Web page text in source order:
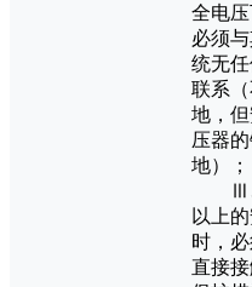
全电压
必须
统无
联系
地，
压器
地）；
Ⅲ、
以上
时，
直接